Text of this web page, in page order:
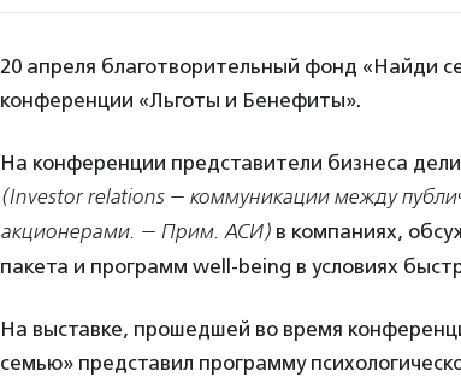
20 апреля благотворительный фонд «Найди
конференции «Льготы и Бенефиты».
На конференции представители бизнеса
(Investor relations — коммуникации между
акционерами. — Прим. АСИ) в компаниях,
пакета и программ well-being в условиях
На выставке, прошедшей во время
семью» представил программу